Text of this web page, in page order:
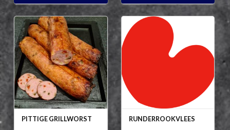
PITTIGE GRILLWORST RUNDERROOKVLEES